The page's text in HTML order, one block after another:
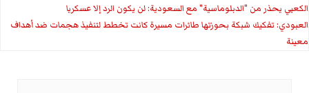
الكعبي يحذر من "الدبلوماسية" مع السعودية: لن يكون الرد إلا عسكريا
العبودي: تفكيك شبكة بحوزتها طائرات مسيرة كانت تخطط لتنفيذ هجمات ضد أهداف
معينة